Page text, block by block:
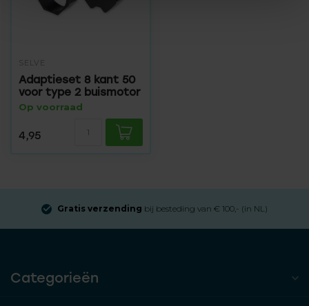
SELVE
Adaptieset 8 kant 50
voor type 2 buismotor
Op voorraad
4,95
Gratis verzending bij besteding van € 100,- (in NL)
Categorieën